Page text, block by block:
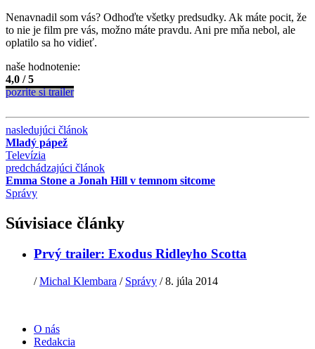
Nenavnadil som vás? Odhoďte všetky predsudky. Ak máte pocit, že
to nie je film pre vás, možno máte pravdu. Ani pre mňa nebol, ale
oplatilo sa ho vidieť.
naše hodnotenie:
4,0 / 5
pozrite si trailer
nasledujúci článok
Mladý pápež
Televízia
predchádzajúci článok
Emma Stone a Jonah Hill v temnom sitcome
Správy
Súvisiace články
Prvý trailer: Exodus Ridleyho Scotta
/Michal Klembara / Správy /8. júla 2014
O nás
Redakcia